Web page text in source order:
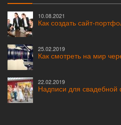
10.08.2021
Как создать сайт-
25.02.2019
Как смотреть на мир
22.02.2019
Надписи для свадебной